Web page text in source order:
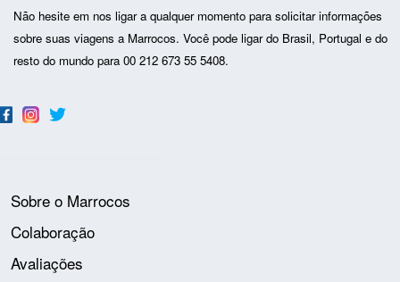
Não hesite em nos ligar a qualquer momento para solicitar informações
sobre suas viagens a Marrocos. Você pode ligar do Brasil, Portugal e do
resto do mundo para 00 212 673 55 5408.
Sobre o Marrocos
Colaboração
Avaliações